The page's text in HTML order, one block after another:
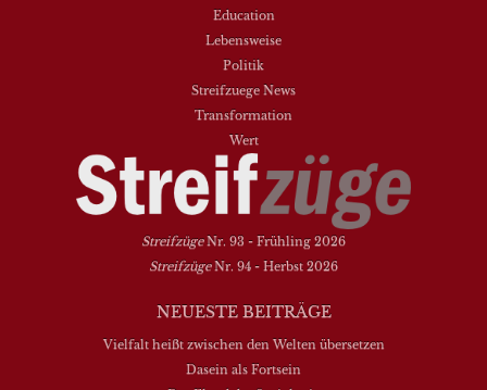
Education
Lebensweise
Politik
Streifzuege News
Transformation
Wert
StreifzügeNr. 93 - Frühling 2026
StreifzügeNr. 94 - Herbst 2026
NEUESTE BEITRÄGE
Vielfalt heißt zwischen den Welten übersetzen
Dasein als Fortsein